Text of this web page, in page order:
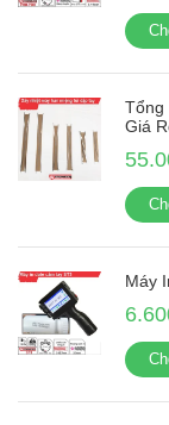
Tổng
Giá
Máy